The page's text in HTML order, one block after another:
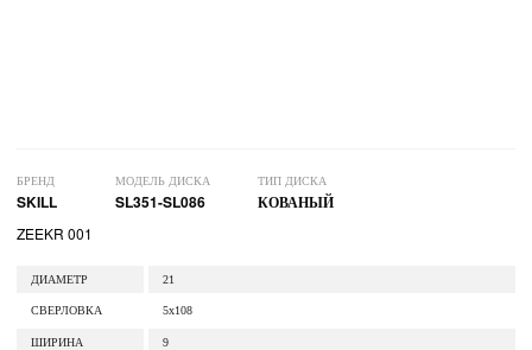
БРЕНД
SKILL
МОДЕЛЬ ДИСКА
SL351-SL086
ТИП ДИСКА
КОВАНЫЙ
ZEEKR 001
ДИАМЕТР 21
СВЕРЛОВКА 5x108
ШИРИНА 9